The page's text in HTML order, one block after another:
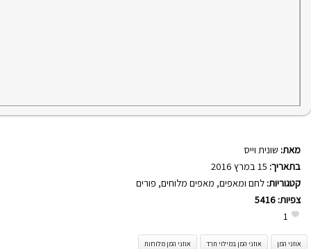
מאת: שונית וייס
בתאריך:
קטגוריות: לחם ומאפים, מאפים מלוחים, פורים
צפיות: 5416
1
אוזני המן אוזני המן במילוי תרד אוזני המן מלוחות